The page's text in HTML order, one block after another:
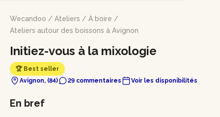
Wecandoo / Ateliers / À boire /
Ateliers autour des boissons à Avignon
Initiez-vous à la mixologie
🏆 Best seller
Avignon, (84)
29 commentaires Voir les disponibilités
En bref